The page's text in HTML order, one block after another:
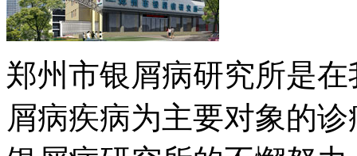
郑州市银屑病研究所是
屑病疾病为主要对象的